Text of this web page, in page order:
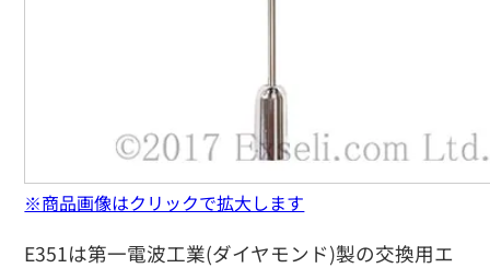
E351は第一電波工業(ダイヤモンド)製の交換用エ
※商品画像はクリックで拡大します